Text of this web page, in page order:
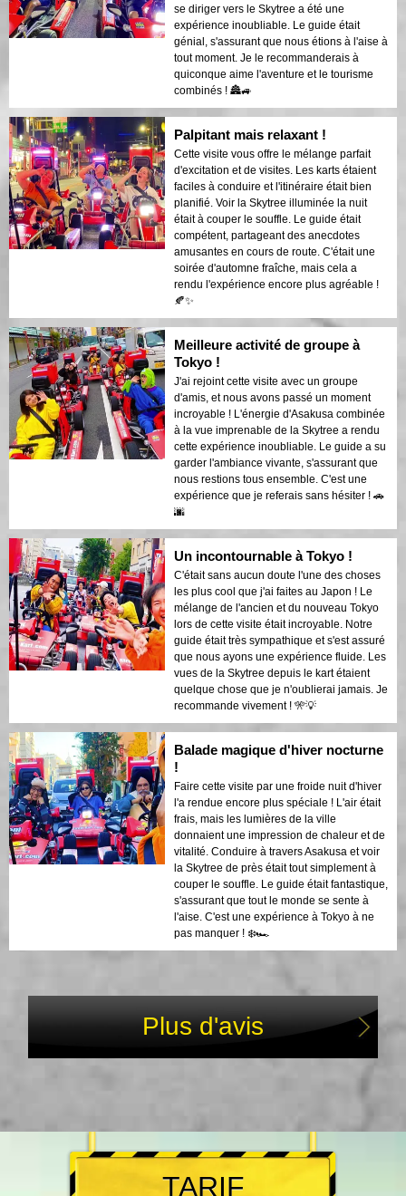
se diriger vers le Skytree a été une
expérience inoubliable. Le guide était
génial, s'assurant que nous étions à l'aise à
tout moment. Je le recommanderais à
quiconque aime l'aventure et le tourisme
combinés ! 🏯🚙
Palpitant mais relaxant !
Cette visite vous offre le mélange parfait
d'excitation et de visites. Les karts étaient
faciles à conduire et l'itinéraire était bien
planifié. Voir la Skytree illuminée la nuit
était à couper le souffle. Le guide était
compétent, partageant des anecdotes
amusantes en cours de route. C'était une
soirée d'automne fraîche, mais cela a
rendu l'expérience encore plus agréable !
🍂✨
Meilleure activité de groupe à
Tokyo !
J'ai rejoint cette visite avec un groupe
d'amis, et nous avons passé un moment
incroyable ! L'énergie d'Asakusa combinée
à la vue imprenable de la Skytree a rendu
cette expérience inoubliable. Le guide a su
garder l'ambiance vivante, s'assurant que
nous restions tous ensemble. C'est une
expérience que je referais sans hésiter ! 🚗
🌆
Un incontournable à Tokyo !
C'était sans aucun doute l'une des choses
les plus cool que j'ai faites au Japon ! Le
mélange de l'ancien et du nouveau Tokyo
lors de cette visite était incroyable. Notre
guide était très sympathique et s'est assuré
que nous ayons une expérience fluide. Les
vues de la Skytree depuis le kart étaient
quelque chose que je n'oublierai jamais. Je
recommande vivement ! 🎌💡
Balade magique d'hiver nocturne
!
Faire cette visite par une froide nuit d'hiver
l'a rendue encore plus spéciale ! L'air était
frais, mais les lumières de la ville
donnaient une impression de chaleur et de
vitalité. Conduire à travers Asakusa et voir
la Skytree de près était tout simplement à
couper le souffle. Le guide était fantastique,
s'assurant que tout le monde se sente à
l'aise. C'est une expérience à Tokyo à ne
pas manquer ! ❄️🏎️
Plus d'avis
TARIF